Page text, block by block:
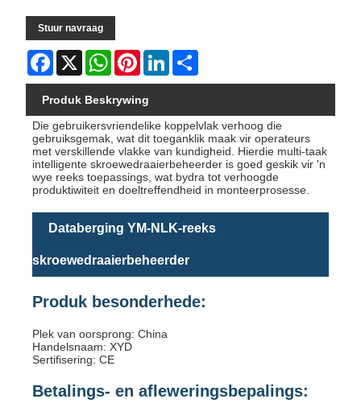
Stuur navraag
Facebook
X WhatsAppPinterestLinkedIn
Produk Beskrywing
Die gebruikersvriendelike koppelvlak verhoog die
gebruiksgemak, wat dit toeganklik maak vir operateurs
met verskillende vlakke van kundigheid. Hierdie multi-taak
intelligente skroewedraaierbeheerder is goed geskik vir 'n
wye reeks toepassings, wat bydra tot verhoogde
produktiwiteit en doeltreffendheid in monteerprosesse.
Databerging YM-NLK-reeks
skroewedraaierbeheerder
Produk besonderhede:
Plek van oorsprong: China
Handelsnaam: XYD
Sertifisering: CE
Betalings- en afleweringsbepalings: